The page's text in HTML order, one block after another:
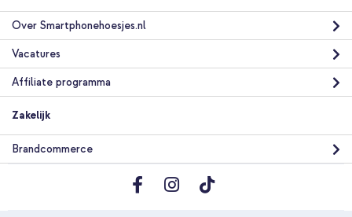
Over Smartphonehoesjes.nl
Vacatures
Affiliate programma
Zakelijk
Brandcommerce